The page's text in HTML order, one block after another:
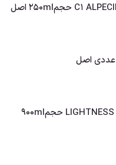
شامپو لایتنس LIGHTNESS ARGAN OIL & PROTEIN حجم۹۰۰ml